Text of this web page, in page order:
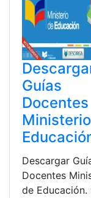
Guías
Docentes
Descargar
Docentes
de Educación.